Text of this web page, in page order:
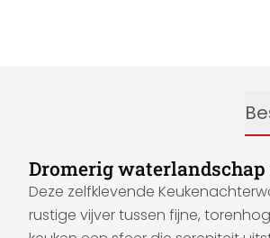
Dromerig
Deze zelfklevende
rustige vijver tussen fijne,